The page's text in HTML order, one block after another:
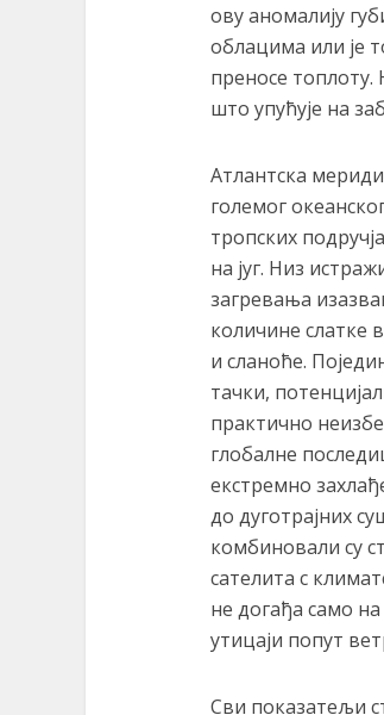
ову аномалију
облацима или је
преносе топлоту.
што упућује на
Атлантска
големог
тропских
на југ. Низ
загревања
количине слатке
и сланоће.
тачки,
практично
глобалне
екстремно
до дуготрајних
комбиновали су
сателита с
не догађа само
утицаји попут
Сви показатељи